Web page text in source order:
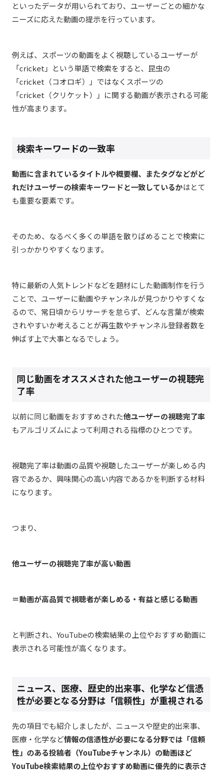
といったデータが用いられており、ユーザーごとの細かな
ニーズに応えた動画の提示を行っています。
例えば、スポーツの動画をよく視聴しているユーザーが
「cricket」という単語で検索をすると、昆虫の
「cricket（コオロギ）」ではなくスポーツの
「cricket（クリケット）」に関する動画が表示される可能
性が高まります。
検索キーワードの一致率
動画に含まれているタイトルや概要欄、またタグなどがど
れだけユーザーの検索キーワードと一致しているかはとて
も重要な要素です。
そのため、なるべく多くの単語を散りばめることで検索に
引っかかりやすくなります。
特に最新の人気トレンドなどを題材にした動画制作を行う
ことで、ユーザーに動画やチャンネルが見つかりやすくな
るので、常日頃からリサーチを怠らず、どんな言葉が検索
されやすいか考えることが再生数やチャンネル登録者数を
伸ばす上で大事となるでしょう。
同じ動画をオススメされた他ユーザーの視聴完
了率
以前に同じ動画をおすすめされた他ユーザーの視聴完了率
もアルゴリズムによって利用される指標のひとつです。
視聴完了率は動画の品質や視聴したユーザーが楽しめる内
容であるか、興味関心の高い内容であるかを判断する材料
になります。
つまり、
他ユーザーの視聴完了率が高い動画
＝動画が高品質で視聴者が楽しめる・有益と感じる動画
と判断され、YouTubeの検索結果の上位やおすすめ動画に
表示される可能性が高くなります。
ニュース、医療、歴史的出来事、化学など信憑
性が必要となる分野は「信頼性」が重視される
先の項目でも紹介しましたが、ニュースや歴史的出来事、
医療・化学など情報の信憑性が必要になる分野では「信頼
性」のある投稿者（YouTubeチャンネル）の動画ほど
YouTube検索結果の上位やおすすめ動画に優先的に表示さ